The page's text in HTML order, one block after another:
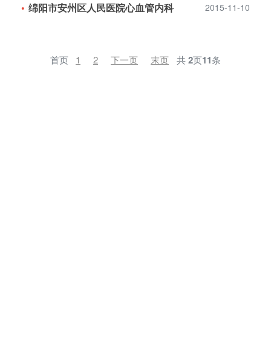
绵阳市安州区人民医院心血管内科 2015-11-10
首页 1 2 下一页 末页 共2页11条